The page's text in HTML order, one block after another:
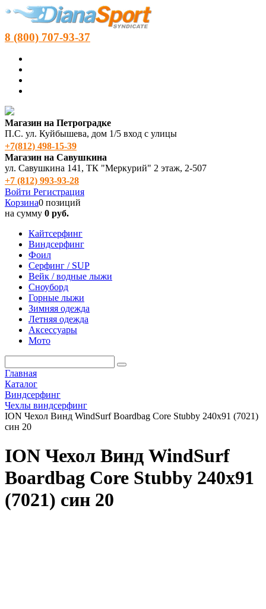
8 (800) 707-93-37
Магазин на Петроградке
П.С. ул. Куйбышева, дом 1/5 вход с улицы
+7(812) 498‑15-39
Магазин на Савушкина
ул. Савушкина 141, ТК "Меркурий" 2 этаж, 2-507
+7 (812) 993-93-28
Войти Регистрация
Корзина0 позиций
на сумму 0 руб.
Кайтсерфинг
Виндсерфинг
Фоил
Серфинг / SUP
Вейк / водные лыжи
Сноуборд
Горные лыжи
Зимняя одежда
Летняя одежда
Аксессуары
Мото
Главная
Каталог
Виндсерфинг
Чехлы виндсерфинг
ION Чехол Винд WindSurf Boardbag Core Stubby 240x91 (7021)
син 20
ION Чехол Винд WindSurf
Boardbag Core Stubby 240x91
(7021) син 20